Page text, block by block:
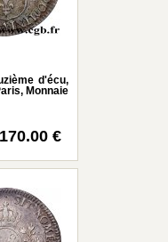
d'écu,
Monnaie
170.00 €